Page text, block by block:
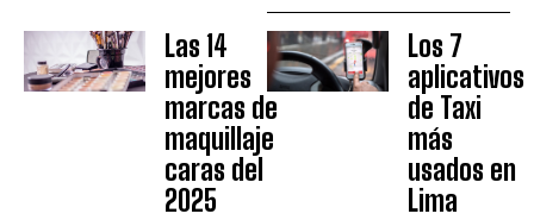
Las 14
mejores
marcas de
maquillaje
caras del
2025
Los 7
aplicativos
de Taxi
más
usados en
Lima